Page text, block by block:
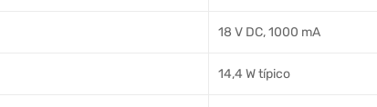
18 V DC, 1000 mA
14,4 W típico